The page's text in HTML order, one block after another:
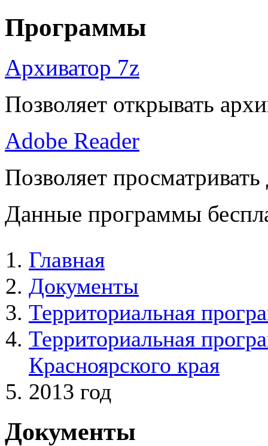
Программы
Архиватор 7z
Позволяет открывать
Adobe Reader
Позволяет
Данные программы
Главная
Документы
Территориальная
Территориальная
Красноярского края
2013 год
Документы